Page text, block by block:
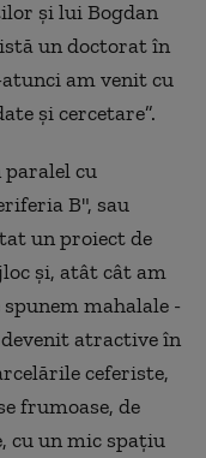
și lui Bogdan
un doctorat în
am venit cu
și cercetare”.
paralel cu
B", sau
un proiect de
și, atât cât am
mahalale -
atractive în
ceferiste,
frumoase, de
cu un mic spațiu